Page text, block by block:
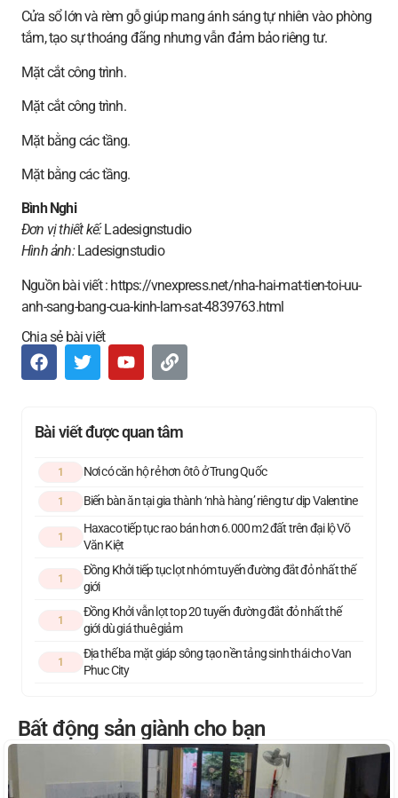
Cửa sổ lớn và rèm gỗ giúp mang ánh sáng tự nhiên vào phòng
tắm, tạo sự thoáng đãng nhưng vẫn đảm bảo riêng tư.
Mặt cắt công trình.
Mặt cắt công trình.
Mặt bằng các tầng.
Mặt bằng các tầng.
Bình Nghi
Đơn vị thiết kế:Ladesignstudio
Hình ảnh:Ladesignstudio
Nguồn bài viết : https://vnexpress.net/nha-hai-mat-tien-toi-uu-
anh-sang-bang-cua-kinh-lam-sat-4839763.html
Chia sẻ bài viết
Bài viết được quan tâm
1 Nơi có căn hộ rẻ hơn ôtô ở Trung Quốc
1 Biến bàn ăn tại gia thành ‘nhà hàng’ riêng tư dịp Valentine
1
Haxaco tiếp tục rao bán hơn 6.000 m2 đất trên đại lộ Võ
Văn Kiệt
1
Đồng Khởi tiếp tục lọt nhóm tuyến đường đắt đỏ nhất thế
giới
1
Đồng Khởi vẫn lọt top 20 tuyến đường đắt đỏ nhất thế
giới dù giá thuê giảm
1
Địa thế ba mặt giáp sông tạo nền tảng sinh thái cho Van
Phuc City
Bất động sản giành cho bạn